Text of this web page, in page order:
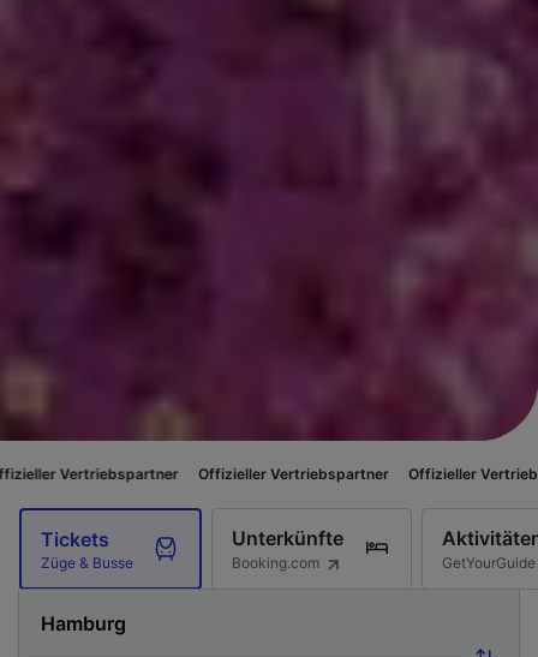
Offizieller Vertriebspartner Offizieller Vertriebspartner
Tickets
Züge & Busse
Unterkünfte
Booking.com GetYourGuide